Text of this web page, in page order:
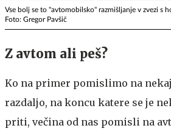
Vse bolj se to "avtomobilsko" razmišljanje v zvezi s
Foto: Gregor Pavšič
Z avtom ali peš?
Ko na primer pomislimo na
razdaljo, na koncu katere se je
priti, večina od nas pomisli na